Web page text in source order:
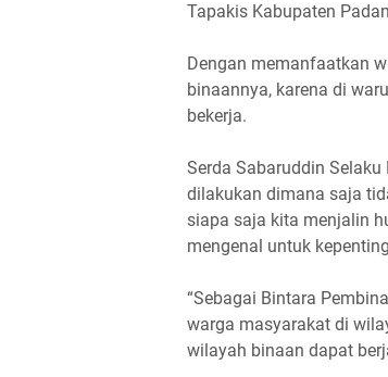
Tapakis Kabupaten
Dengan memanfaatkan
binaannya, karena di
bekerja.
Serda Sabaruddin
dilakukan dimana saja
siapa saja kita menjalin
mengenal untuk
“Sebagai Bintara
warga masyarakat di
wilayah binaan dapat